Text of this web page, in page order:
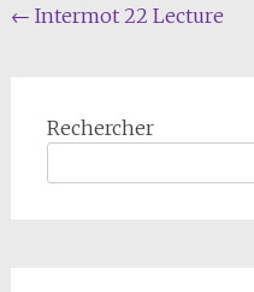
Navigation
← Intermot 22 Lecture
Rechercher